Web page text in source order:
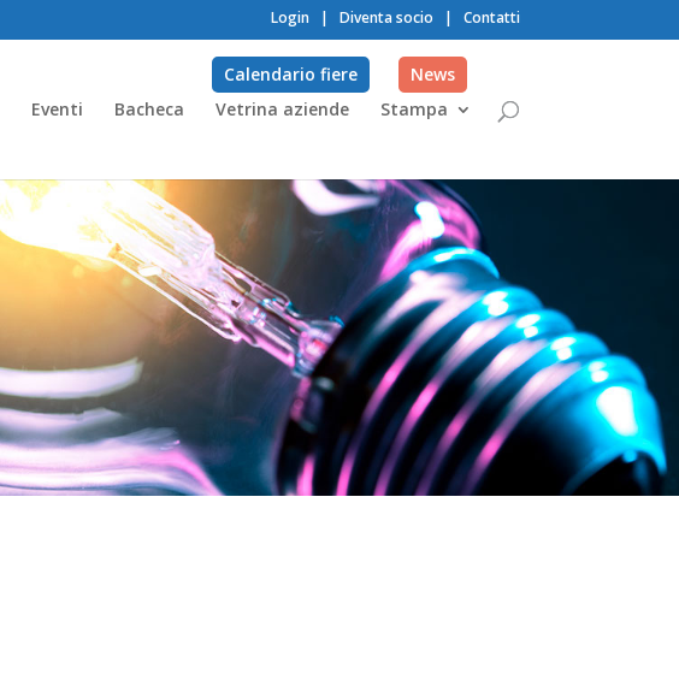
Login | Diventa socio | Contatti
Eventi Bacheca Vetrina aziende Stampa
Calendario fiere News